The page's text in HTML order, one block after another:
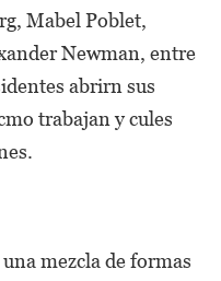
Mabel Poblet,
Newman, entre
abrirn sus
trabajan y cules
mezcla de formas